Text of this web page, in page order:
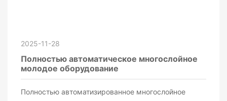
2025-11-28
Полностью автоматическое многослойное
молодое оборудование
Полностью автоматизированное многослойное